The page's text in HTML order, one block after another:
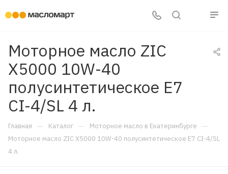
Моторное масло ZIC
X5000 10W-40
полусинтетическое E7
CI-4/SL 4 л.
Главная — Каталог — Моторное масло в Екатеринбурге —
Моторное масло ZIC X5000 10W-40 полусинтетическое E7 CI-4/SL
4 л.